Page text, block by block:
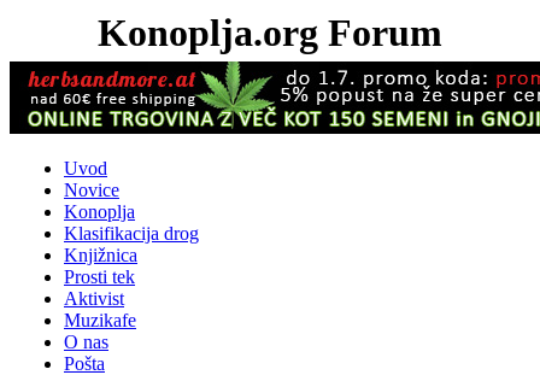
Konoplja.org Forum
Uvod
Novice
Konoplja
Klasifikacija drog
Knjižnica
Prosti tek
Aktivist
Muzikafe
O nas
Pošta